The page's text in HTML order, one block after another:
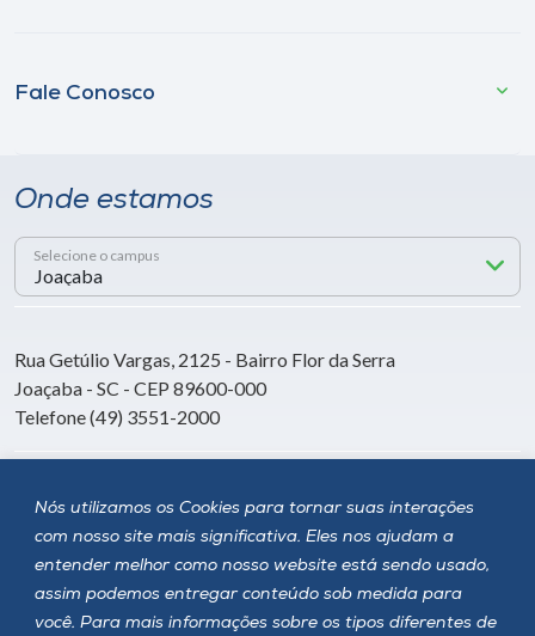
Nós utilizamos os Cookies para tornar suas interações
com nosso site mais significativa. Eles nos ajudam a
entender melhor como nosso website está sendo usado,
assim podemos entregar conteúdo sob medida para
você. Para mais informações sobre os tipos diferentes de
Fale Conosco
Onde estamos
Selecione o campus
Rua Getúlio Vargas, 2125 - Bairro Flor da Serra
Joaçaba - SC - CEP 89600-000
Telefone (49) 3551-2000
Siga a Unoesc